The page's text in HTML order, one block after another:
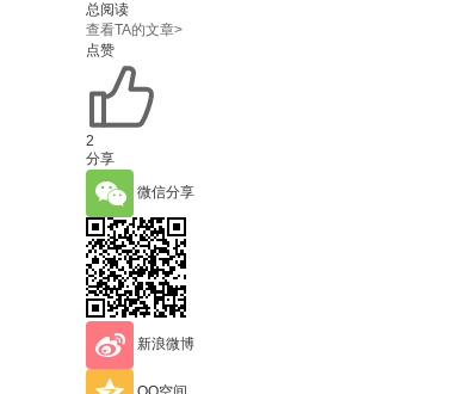
总阅读
查看TA的文章>
点赞
2
分享
微信分享
新浪微博